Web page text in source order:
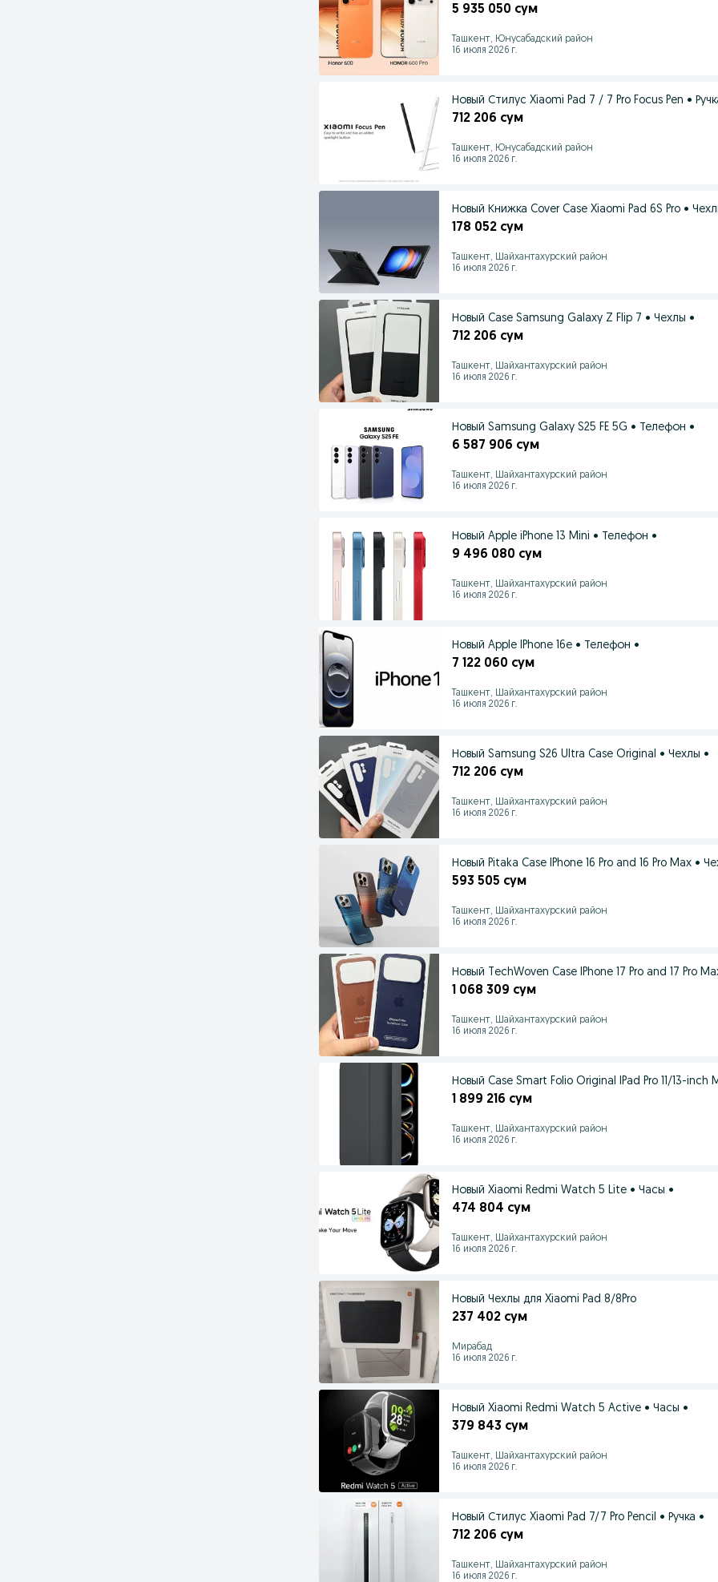
5 935 050 сум
Ташкент, Юнусабадский район
16 июля 2026 г.
Новый Стилус Xiaomi Pad 7 / 7 Pro Focus Pen •
712 206 сум
Ташкент, Юнусабадский район
16 июля 2026 г.
Новый Книжка Cover Case Xiaomi Pad 6S Pro •
178 052 сум
Ташкент, Шайхантахурский район
16 июля 2026 г.
Новый Case Samsung Galaxy Z Flip 7 • Чехлы •
712 206 сум
Ташкент, Шайхантахурский район
16 июля 2026 г.
Новый Samsung Galaxy S25 FE 5G • Телефон •
6 587 906 сум
Ташкент, Шайхантахурский район
16 июля 2026 г.
Новый Apple iPhone 13 Mini • Телефон •
9 496 080 сум
Ташкент, Шайхантахурский район
16 июля 2026 г.
Новый Apple IPhone 16e • Телефон •
7 122 060 сум
Ташкент, Шайхантахурский район
16 июля 2026 г.
Новый Samsung S26 Ultra Case Original • Чехлы •
712 206 сум
Ташкент, Шайхантахурский район
16 июля 2026 г.
Новый Pitaka Case IPhone 16 Pro and 16 Pro Max •
593 505 сум
Ташкент, Шайхантахурский район
16 июля 2026 г.
Новый TechWoven Case IPhone 17 Pro and 17 Pro
1 068 309 сум
Ташкент, Шайхантахурский район
16 июля 2026 г.
Новый Case Smart Folio Original IPad Pro 11/13-inch
1 899 216 сум
Ташкент, Шайхантахурский район
16 июля 2026 г.
Новый Xiaomi Redmi Watch 5 Lite • Часы •
474 804 сум
Ташкент, Шайхантахурский район
16 июля 2026 г.
Новый Чехлы для Xiaomi Pad 8/8Pro
237 402 сум
Мирабад
16 июля 2026 г.
Новый Xiaomi Redmi Watch 5 Active • Часы •
379 843 сум
Ташкент, Шайхантахурский район
16 июля 2026 г.
Новый Стилус Xiaomi Pad 7/7 Pro Pencil • Ручка •
712 206 сум
Ташкент, Шайхантахурский район
16 июля 2026 г.